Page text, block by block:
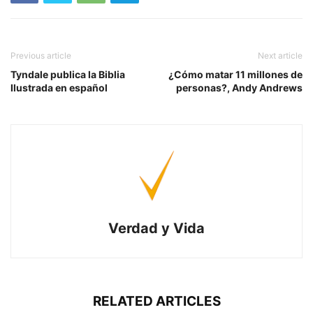
Previous article
Tyndale publica la Biblia
Ilustrada en español
Next article
¿Cómo matar 11 millones de
personas?, Andy Andrews
Verdad y Vida
RELATED ARTICLES